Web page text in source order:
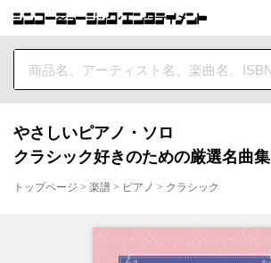
やさしいピアノ・ソロ
クラシック好きのための厳選名曲集
トップページ > 楽譜 > ピアノ > クラシック